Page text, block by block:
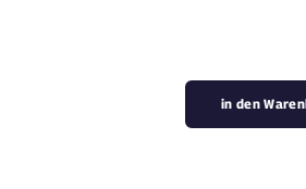
in den